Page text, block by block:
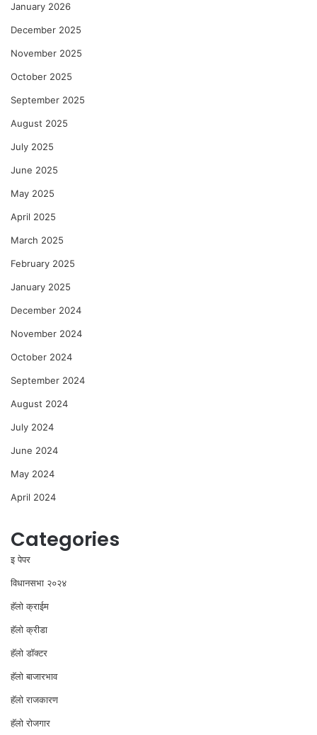
January 2026
December 2025
November 2025
October 2025
September 2025
August 2025
July 2025
June 2025
May 2025
April 2025
March 2025
February 2025
January 2025
December 2024
November 2024
October 2024
September 2024
August 2024
July 2024
June 2024
May 2024
April 2024
Categories
इ पेपर
विधानसभा २०२४
⁠हॅलो क्राईम
हॅलो क्रीडा
हॅलो डॉक्टर
हॅलो बाजारभाव
हॅलो राजकारण
⁠हॅलो रोजगार